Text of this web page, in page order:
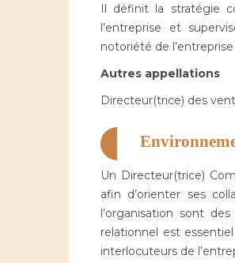
Il définit la stratégie
l’entreprise et
notoriété de
Autres appellations
Directeur(trice) des
Un Directeur(trice)
afin d’orienter ses
l’organisation sont
relationnel est
interlocuteurs de